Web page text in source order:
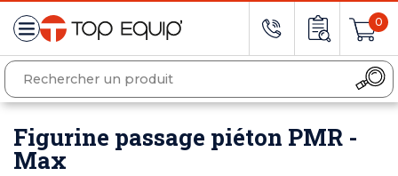
0
Figurine passage piéton PMR -
Max